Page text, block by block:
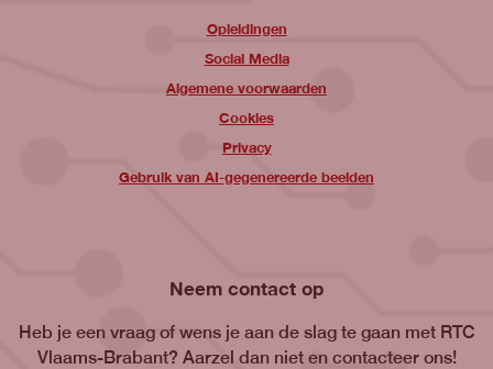
Opleidingen
Social Media
Algemene voorwaarden
Cookies
Privacy
Gebruik van AI-gegenereerde beelden
Neem contact op
Heb je een vraag of wens je aan de slag te gaan met RTC
Vlaams-Brabant? Aarzel dan niet en contacteer ons!